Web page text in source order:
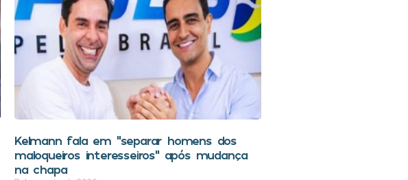
Kelmann fala em “separar homens dos
maloqueiros interesseiros” após mudança
na chapa